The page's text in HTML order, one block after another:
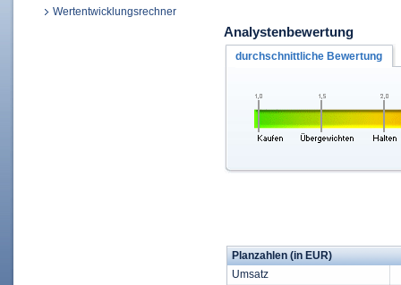
Wertentwicklungsrechner
Analystenbewertung
durchschnittliche Bewertung
Planzahlen (in EUR)
Umsatz